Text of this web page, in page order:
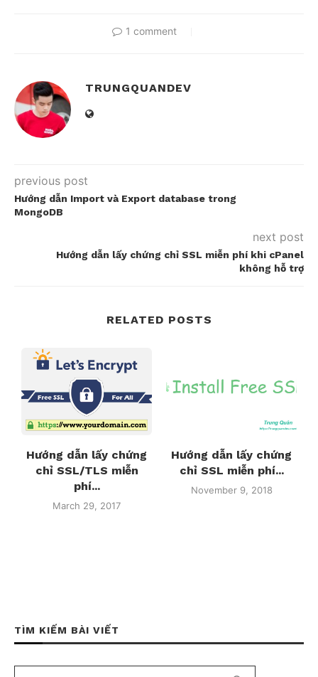
1 comment
TRUNGQUANDEV
previous post
Hướng dẫn Import và Export database trong
MongoDB
next post
Hướng dẫn lấy chứng chỉ SSL miễn phí khi cPanel
không hỗ trợ
RELATED POSTS
Hướng dẫn lấy chứng
chỉ SSL/TLS miễn
phí...
March 29, 2017
Hướng dẫn lấy chứng
chỉ SSL miễn phí...
November 9, 2018
TÌM KIẾM BÀI VIẾT